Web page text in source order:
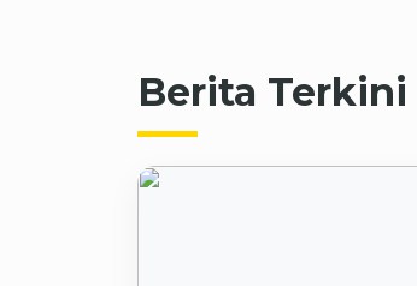
Berita Terkini